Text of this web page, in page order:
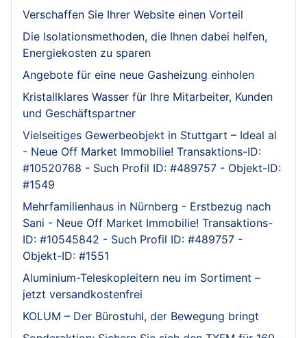
Verschaffen Sie Ihrer Website einen Vorteil
Die Isolationsmethoden, die Ihnen dabei helfen,
Energiekosten zu sparen
Angebote für eine neue Gasheizung einholen
Kristallklares Wasser für Ihre Mitarbeiter, Kunden
und Geschäftspartner
Vielseitiges Gewerbeobjekt in Stuttgart – Ideal al
- Neue Off Market Immobilie! Transaktions-ID:
#10520768 - Such Profil ID: #489757 - Objekt-ID:
#1549
Mehrfamilienhaus in Nürnberg - Erstbezug nach
Sani - Neue Off Market Immobilie! Transaktions-
ID: #10545842 - Such Profil ID: #489757 -
Objekt-ID: #1551
Aluminium-Teleskopleitern neu im Sortiment –
jetzt versandkostenfrei
KOLUM – Der Bürostuhl, der Bewegung bringt